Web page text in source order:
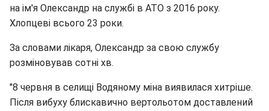
на ім'я Олександр на службі в АТО з 2016 року.
Хлопцеві всього 23 роки.
За словами лікаря, Олександр за свою службу
розміновував сотні хв.
"8 червня в селищі Водяному міна виявилася хитріше.
Після вибуху блискавично вертольотом доставлений